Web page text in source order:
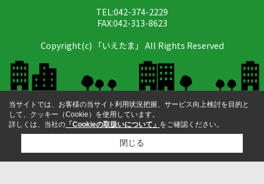
TEL:042-374-2229
FAX:042-313-8623
Copyright(c) 「いえたま」 All Rights Reserved
当サイトでは、お客様の当サイト利用状況把握、サービス向上検討を目的と
して、クッキー（Cookie）を使用しています。
詳しくは、当社の 「Cookieの取扱いについて」 をご確認ください。
閉じる